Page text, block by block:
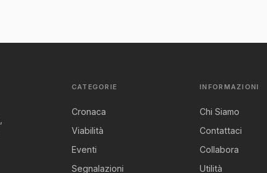
CATEGORIE
Cronaca
Viabilità
Eventi
Segnalazioni
INFORMAZIONI
Chi Siamo
Contattaci
Collabora
Utilità